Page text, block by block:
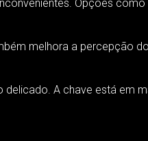
Opções
melhora a percepção
A chave está em